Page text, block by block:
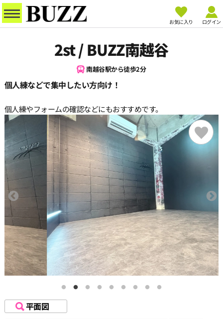
お気に入り ログイン
2st / BUZZ南越谷
南越谷駅から徒歩2分
個人練などで集中したい方向け！
個人練やフォームの確認などにもおすすめです。
平面図